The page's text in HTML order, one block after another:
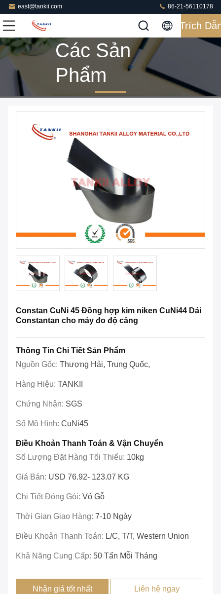
east@tankii.com 86-21-56110178
Trích
Các Sản
Phẩm
Constan CuNi 45 Đồng hợp kim niken CuNi44 Dải
Constantan cho máy đo độ căng
Thông Tin Chi Tiết Sản Phẩm
Nguồn Gốc: Thượng Hải, Trung Quốc,
Hàng Hiệu: TANKII
Chứng Nhận: SGS
Số Mô Hình: CuNi45
Điều Khoản Thanh Toán & Vận Chuyển
Số Lượng Đặt Hàng Tối Thiểu: 10kg
Giá Bán: USD 76.92- 123.07 KG
Chi Tiết Đóng Gói: Vỏ Gỗ
Thời Gian Giao Hàng: 7-10 Ngày
Điều Khoản Thanh Toán: L/c, T/T, Western Union
Khả Năng Cung Cấp: 50 Tấn Mỗi Tháng
Nhận giá tốt nhất Liên hệ ngay